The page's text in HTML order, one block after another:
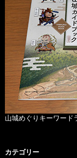
山城めぐりキーワード
カテゴリー